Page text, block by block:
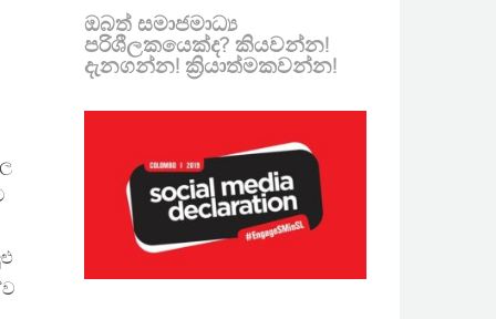
ඔබත් සමාජමාධ්‍ය
පරිශීලකයෙක්ද? කියවන්න!
දැනගන්න! ක්‍රියාත්මකවන්න!